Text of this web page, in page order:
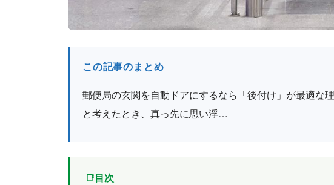
この記事のまとめ
郵便局の玄関を自動ドアにするなら「後付け」が最適な
と考えたとき、真っ先に思い浮…
目次